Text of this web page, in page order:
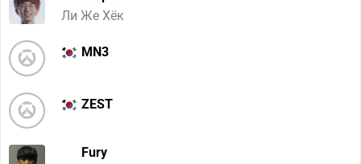
Ли Же Хёк
MN3
ZEST
Fury